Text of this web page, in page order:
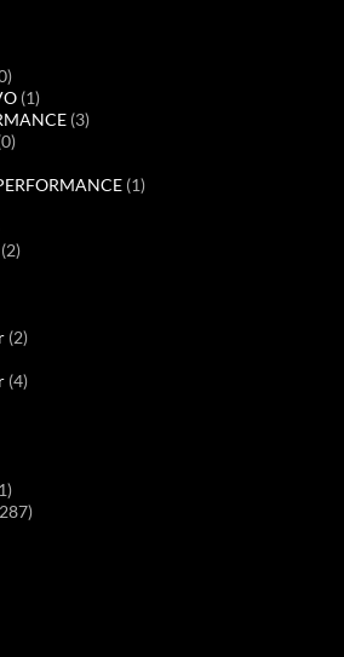
(1)
(3)
(1)
(2)
(2)
(4)